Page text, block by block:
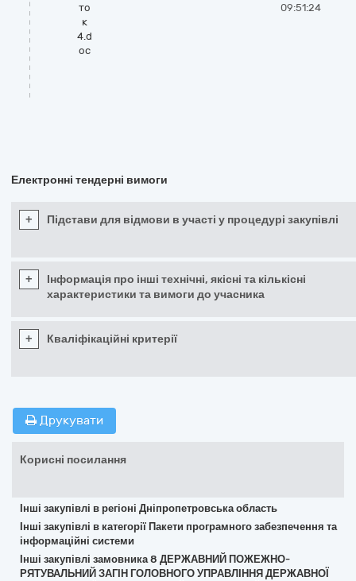
то
к
4.d
oc
09:51:24
Електронні тендерні вимоги
+ Підстави для відмови в участі у процедурі закупівлі
+
Інформація про інші технічні, якісні та кількісні
характеристики та вимоги до учасника
+ Кваліфікаційні критерії
Друкувати
Корисні посилання
Інші закупівлі в регіоні Дніпропетровська область
Інші закупівлі в категорії Пакети програмного забезпечення та
інформаційні системи
Інші закупівлі замовника 8 ДЕРЖАВНИЙ ПОЖЕЖНО-
РЯТУВАЛЬНИЙ ЗАГІН ГОЛОВНОГО УПРАВЛІННЯ ДЕРЖАВНОЇ